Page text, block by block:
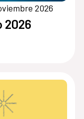
2026
2026